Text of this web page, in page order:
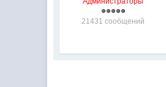
21431 сообщений